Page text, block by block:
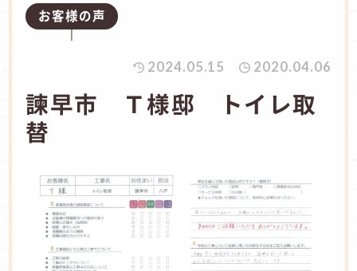
お客様の声
2024.05.15 2020.04.06
諫早市 Ｔ様邸 トイレ取
替